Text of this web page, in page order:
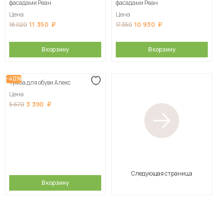
фасадами Реан
Цена
18 020 11 350
В корзину
фасадами Реан
Цена
17 350 10 930
В корзину
-40%
Тумба для обуви Алекс
Цена
5 670 3 390
В корзину
Следующая страница